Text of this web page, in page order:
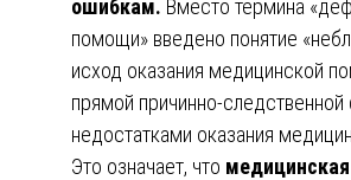
ошибкам. Вместо термина
помощи» введено понятие
исход оказания медицинской
прямой причинно-следственной
недостатками оказания
Это означает, что